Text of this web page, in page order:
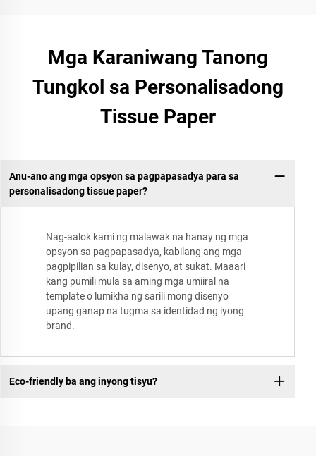
Mga Karaniwang Tanong
Tungkol sa Personalisadong
Tissue Paper
Anu-ano ang mga opsyon sa pagpapasadya para sa
personalisadong tissue paper?
Nag-aalok kami ng malawak na hanay ng mga
opsyon sa pagpapasadya, kabilang ang mga
pagpipilian sa kulay, disenyo, at sukat. Maaari
kang pumili mula sa aming mga umiiral na
template o lumikha ng sarili mong disenyo
upang ganap na tugma sa identidad ng iyong
brand.
Eco-friendly ba ang inyong tisyu?